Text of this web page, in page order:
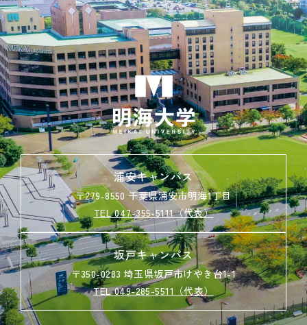
浦安キャンパス
〒279-8550 千葉県浦安市明海1丁目
TEL 047-355-5111（代表）
坂戸キャンパス
〒350-0283 埼玉県坂戸市けやき台1-1
TEL 049-285-5511（代表）